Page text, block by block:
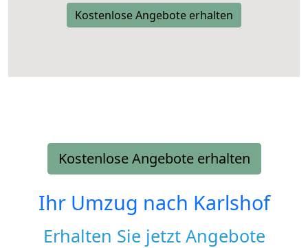
Kostenlose Angebote erhalten
Kostenlose Angebote erhalten
Ihr Umzug nach Karlshof
Erhalten Sie jetzt Angebote